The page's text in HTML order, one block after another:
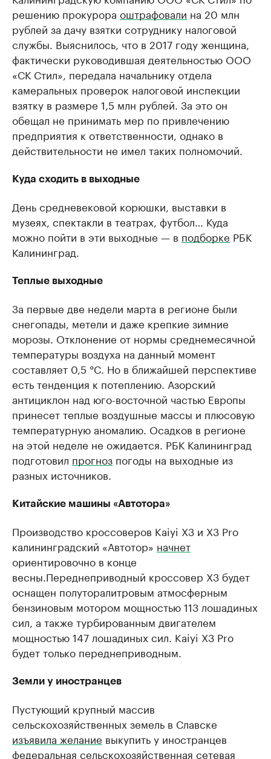
решению прокурора оштрафовали на 20 млн
рублей за дачу взятки сотруднику налоговой
службы. Выяснилось, что в 2017 году женщина,
фактически руководившая деятельностью ООО
«СК Стил», передала начальнику отдела
камеральных проверок налоговой инспекции
взятку в размере 1,5 млн рублей. За это он
обещал не принимать мер по привлечению
предприятия к ответственности, однако в
действительности не имел таких полномочий.
Куда сходить в выходные
День средневековой корюшки, выставки в
музеях, спектакли в театрах, футбол… Куда
можно пойти в эти выходные — в подборке РБК
Калининград.
Теплые выходные
За первые две недели марта в регионе были
снегопады, метели и даже крепкие зимние
морозы. Отклонение от нормы среднемесячной
температуры воздуха на данный момент
составляет 0,5 °C. Но в ближайшей перспективе
есть тенденция к потеплению. Азорский
антициклон над юго-восточной частью Европы
принесет теплые воздушные массы и плюсовую
температурную аномалию. Осадков в регионе
на этой неделе не ожидается. РБК Калининград
подготовил прогноз погоды на выходные из
разных источников.
Китайские машины «Автотора»
Производство кроссоверов Kaiyi X3 и Х3 Pro
калининградский «Автотор» начнет
ориентировочно в конце
весны.Переднеприводный кроссовер X3 будет
оснащен полуторалитровым атмосферным
бензиновым мотором мощностью 113 лошадиных
сил, а также турбированным двигателем
мощностью 147 лошадиных сил. Kaiyi X3 Pro
будет только переднеприводным.
Земли у иностранцев
Пустующий крупный массив
сельскохозяйственных земель в Славске
изъявила желание выкупить у иностранцев
федеральная сельскохозяйственная сетевая